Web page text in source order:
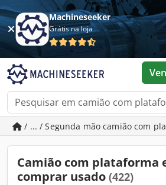
Machineseeker
Grátis na loja
/ ... / Segunda mão camião com
Camião com plataforma
comprar usado (422)